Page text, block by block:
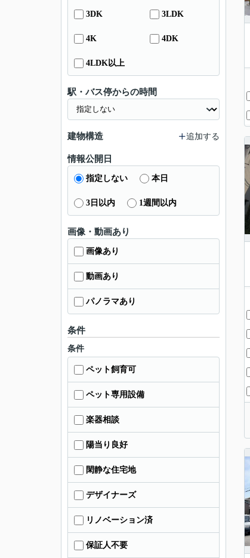
3DK 3LDK
4K 4DK
4LDK以上
駅・バス停からの時間
建物構造 追加する
情報公開日
指定しない 本日
3日以内 1週間以内
画像・動画あり
画像あり
動画あり
パノラマあり
条件
条件
ペット飼育可
ペット専用設備
楽器相談
陽当り良好
閑静な住宅地
デザイナーズ
リノベーション済
保証人不要